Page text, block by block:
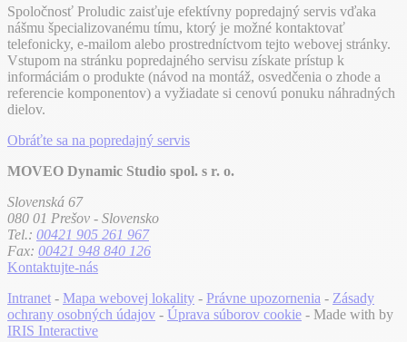
Spoločnosť Proludic zaisťuje efektívny popredajný servis vďaka
nášmu špecializovanému tímu, ktorý je možné kontaktovať
telefonicky, e-mailom alebo prostredníctvom tejto webovej stránky.
Vstupom na stránku popredajného servisu získate prístup k
informáciám o produkte (návod na montáž, osvedčenia o zhode a
referencie komponentov) a vyžiadate si cenovú ponuku náhradných
dielov.
Obráťte sa na popredajný servis
MOVEO Dynamic Studio spol. s r. o.
Slovenská 67
080 01 Prešov - Slovensko
Tel.: 00421 905 261 967
Fax: 00421 948 840 126
Kontaktujte-nás
Intranet - Mapa webovej lokality - Právne upozornenia - Zásady
ochrany osobných údajov - Úprava súborov cookie - Made with by
IRIS Interactive